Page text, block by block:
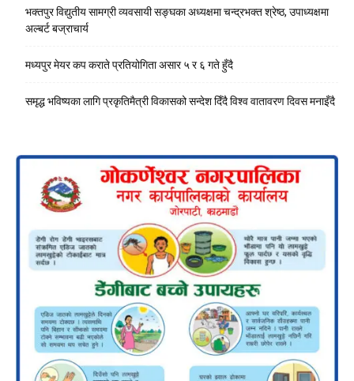
भक्तपुर विद्युतीय सामग्री व्यवसायी सङ्घका अध्यक्षमा चन्द्रभक्त श्रेष्ठ, उपाध्यक्षमा
अल्बर्ट बज्राचार्य
मध्यपुर मेयर कप कराते प्रतियोगिता असार ५ र ६ गते हुँदै
समृद्ध भविष्यका लागि प्रकृतिमैत्री विकासको सन्देश दिँदै विश्व वातावरण दिवस मनाइँदै